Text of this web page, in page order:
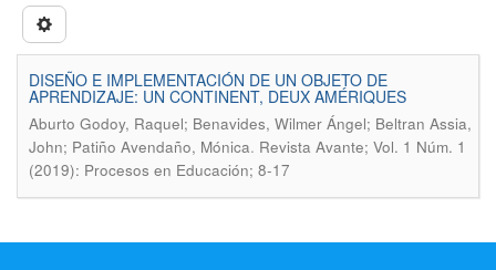
DISEÑO E IMPLEMENTACIÓN DE UN OBJETO DE
APRENDIZAJE: UN CONTINENT, DEUX AMÉRIQUES
Aburto Godoy, Raquel; Benavides, Wilmer Ángel; Beltran Assia,
John; Patiño Avendaño, Mónica. Revista Avante; Vol. 1 Núm. 1
(2019): Procesos en Educación; 8-17